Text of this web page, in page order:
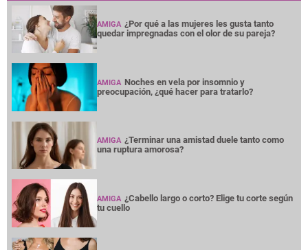
AMIGA ¿Por qué a las mujeres les gusta tanto
quedar impregnadas con el olor de su pareja?
AMIGA Noches en vela por insomnio y
preocupación, ¿qué hacer para tratarlo?
AMIGA ¿Terminar una amistad duele tanto como
una ruptura amorosa?
AMIGA ¿Cabello largo o corto? Elige tu corte según
tu cuello